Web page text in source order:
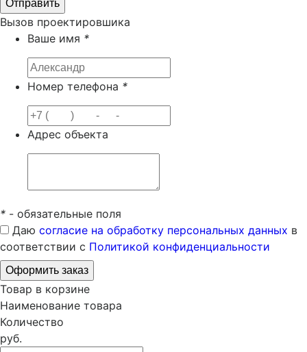
Вызов проектировшика
Ваше имя *
Номер телефона *
Адрес объекта
* - обязательные поля
Даю согласие на обработку персональных данных в
соответствии с Политикой конфиденциальности
Товар в корзине
Наименование товара
Количество
руб.